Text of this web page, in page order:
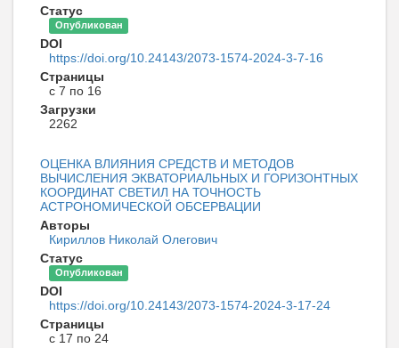
Статус
Опубликован
DOI
https://doi.org/10.24143/2073-1574-2024-3-7-16
Страницы
с 7 по 16
Загрузки
2262
ОЦЕНКА ВЛИЯНИЯ СРЕДСТВ И МЕТОДОВ
ВЫЧИСЛЕНИЯ ЭКВАТОРИАЛЬНЫХ И ГОРИЗОНТНЫХ
КООРДИНАТ СВЕТИЛ НА ТОЧНОСТЬ
АСТРОНОМИЧЕСКОЙ ОБСЕРВАЦИИ
Авторы
Кириллов Николай Олегович
Статус
Опубликован
DOI
https://doi.org/10.24143/2073-1574-2024-3-17-24
Страницы
с 17 по 24